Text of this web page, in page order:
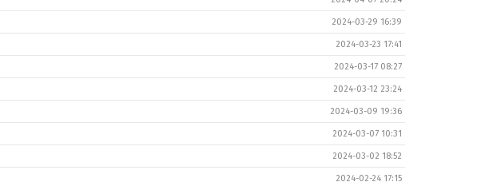
2024-03-29 16:39
2024-03-23 17:41
2024-03-17 08:27
2024-03-12 23:24
2024-03-09 19:36
2024-03-07 10:31
2024-03-02 18:52
2024-02-24 17:15